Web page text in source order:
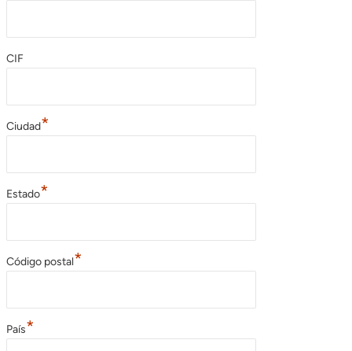
CIF
Ciudad*
Estado*
Código postal*
País*